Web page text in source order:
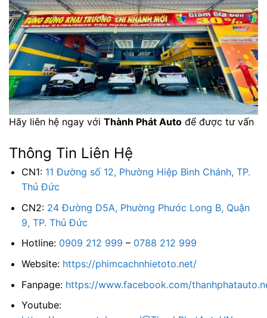
Hãy liên hệ ngay với Thành Phát Auto để được tư vấn
Thông Tin Liên Hệ
CN1: 11 Đường số 12, Phường Hiệp Bình Chánh, TP.
Thủ Đức
CN2: 24 Đường D5A, Phường Phước Long B, Quận
9, TP. Thủ Đức
Hotline: 0909 212 999 – 0788 212 999
Website: https://phimcachnhietoto.net/
Fanpage: https://www.facebook.com/
Youtube: